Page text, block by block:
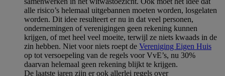
alle risico’s helemaal uitgebannen moeten worden, losgelaten
worden. Dit idee resulteert er nu in dat veel personen,
ondernemingen of verenigingen geen rekening kunnen
krijgen, of met heel veel moeite, terwijl ze niets kwaads in de
zin hebben. Niet voor niets roept de Vereniging Eigen Huis
op tot versoepeling van de regels voor VvE’s, nu 30%
daarvan helemaal geen rekening blijkt te krijgen.
De laatste jaren zijn er ook allerlei regels over